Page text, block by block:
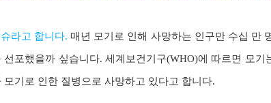
라고 합니다. 매년 모기로 인해 사망하는 인구만 수십 만
포했을까 싶습니다. 세계보건기구(WHO)에 따르면 모기
기로 인한 질병으로 사망하고 있다고 합니다.